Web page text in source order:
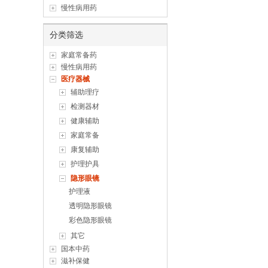
慢性病用药
分类筛选
家庭常备药
慢性病用药
医疗器械
辅助理疗
检测器材
健康辅助
家庭常备
康复辅助
护理护具
隐形眼镜
护理液
透明隐形眼镜
彩色隐形眼镜
其它
国本中药
滋补保健